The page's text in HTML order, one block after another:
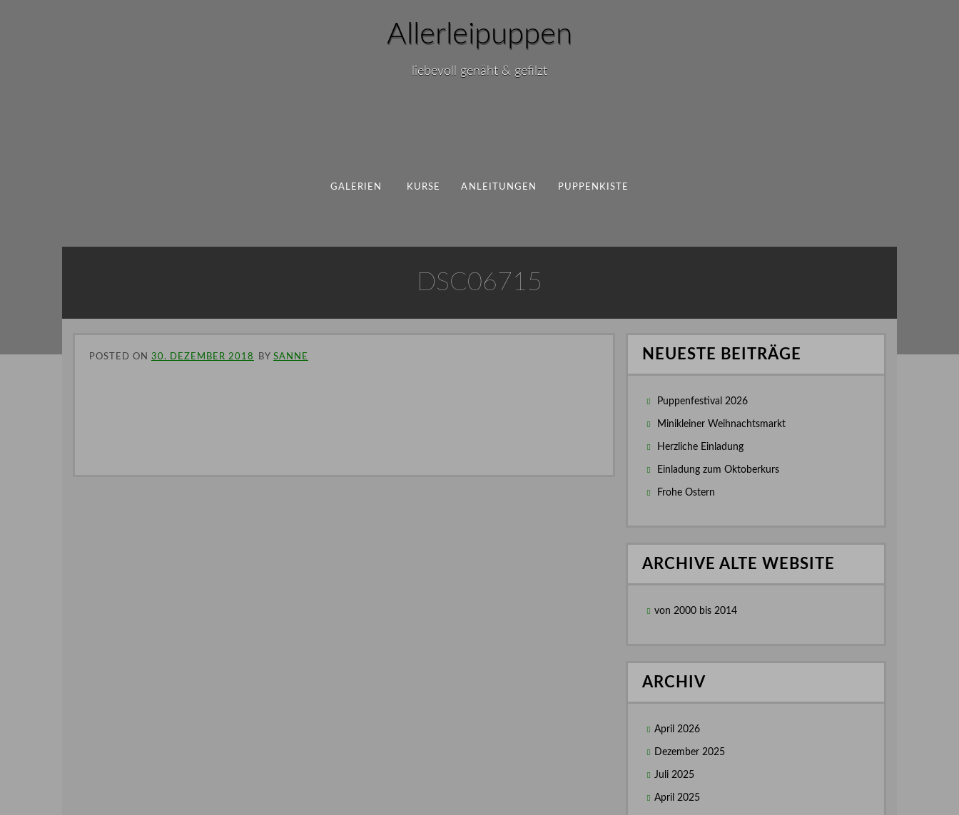
Allerleipuppen
liebevoll genäht & gefilzt
GALERIEN KURSE ANLEITUNGEN PUPPENKISTE
DSC06715
POSTED ON 30. DEZEMBER 2018 BY SANNE NEUESTE BEITRÄGE
Puppenfestival 2026
Minikleiner Weihnachtsmarkt
Herzliche Einladung
Einladung zum Oktoberkurs
Frohe Ostern
ARCHIVE ALTE WEBSITE
von 2000 bis 2014
ARCHIV
April 2026
Dezember 2025
Juli 2025
April 2025